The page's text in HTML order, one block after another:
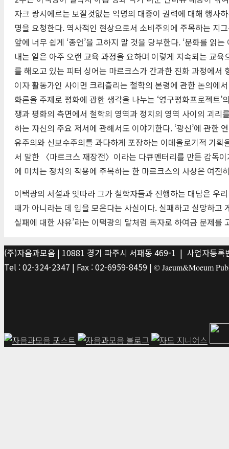
자크 랑시에르는 보잘것없는 익명의 대중이 권력에 대해 행사
명을 요청한다. 역사적인 현상으로서 소비주의에 주목하는 지
앞에 너무 쉽게 ‘종언’을 고하지 말 것을 당부한다. ‘문화를 읽
내는 일은 아주 오랜 교육 과정을 요하며 이렇게 지속되는 교
를 해오고 있는 피터 싱어는 마르크스가 간과한 진화 과정에
이자 활동가인 사이먼 크리츨리는 철학의 본령에 관한 논의에
화론을 주제로 평화에 관한 생각을 나누는 ‘영구평화프로젝트
쟁과 평화의 측면에서 철학의 영역과 정치의 영역 사이의 괴
하는 자신의 주요 저서에 관해서도 이야기한다. ‘광신’에 관
유주의와 신보수주의를 과다하게 포장하는 이데올로기적 기
서 말한 〈마르크스 재장전〉이라는 다큐멘터리를 만든 감독
에 미치는 정치의 작용에 주목하는 한 마르크스의 사상은 여
이택광의 서설과 잇따라 그가 철학자들과 진행하는 대담은 우
때가 아니라는 데 입을 모은다는 사실이다. 실패하고 실망하고
실패에 대한 사유’라는 이택광의 말처럼 독자로 하여금 문제
(주)자음과모음 | 10881 경기 파주시 서패동 469-1 | 사업자등
Tel : 02-324-2347 | Fax : 02-6959-8459 | © Jaeum&Moeum